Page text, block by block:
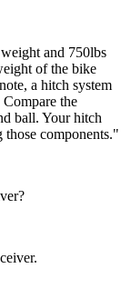
and 750lbs
of the bike
a hitch system
the
ball. Your hitch
components."